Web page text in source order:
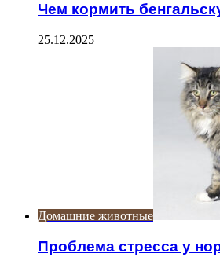
Чем кормить
25.12.2025
Домашние животные
Проблема стресса у